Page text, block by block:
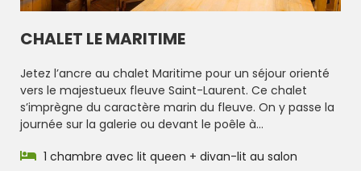
CHALET LE MARITIME
Jetez l’ancre au chalet Maritime pour un séjour orienté
vers le majestueux fleuve Saint-Laurent. Ce chalet
s’imprègne du caractère marin du fleuve. On y passe la
journée sur la galerie ou devant le poêle à...
1 chambre avec lit queen + divan-lit au salon